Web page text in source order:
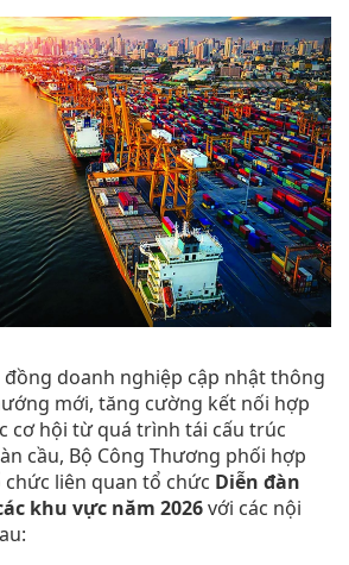
doanh nghiệp cập nhật thông
mới, tăng cường kết nối hợp
cơ hội từ quá trình tái cấu trúc
cầu, Bộ Công Thương phối hợp
chức liên quan tổ chức Diễn đàn
khu vực năm 2026với các nội